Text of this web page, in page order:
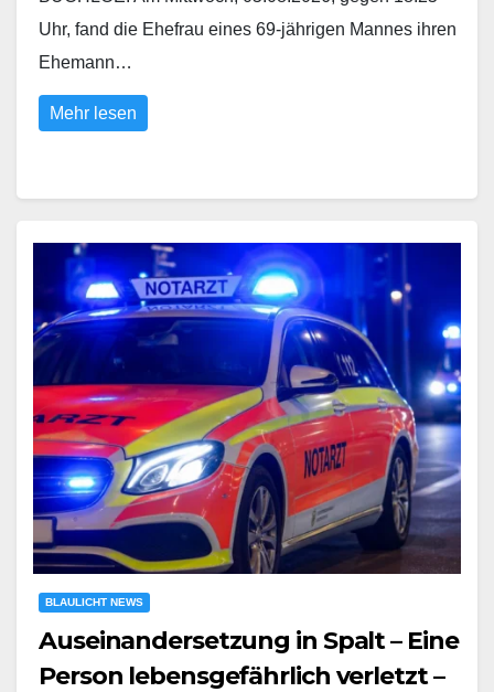
Uhr, fand die Ehefrau eines 69-jährigen Mannes ihren
Ehemann…
Mehr lesen
BLAULICHT NEWS
Auseinandersetzung in Spalt – Eine
Person lebensgefährlich verletzt –